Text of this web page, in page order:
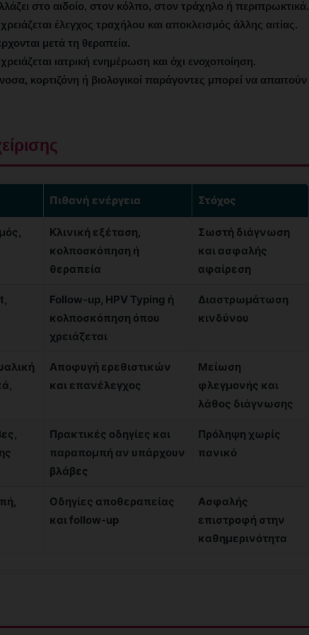
στο αιδοίο, στον κόλπο, στον τράχηλο ή περιπρωκτικά.
χρειάζεται έλεγχος τραχήλου και αποκλεισμός άλλης αιτίας.
μετά τη θεραπεία.
χρειάζεται ιατρική ενημέρωση και όχι ενοχοποίηση.
κορτιζόνη ή βιολογικοί παράγοντες μπορεί να απαιτούν
Πιθανή ενέργεια Στόχος
Κλινική εξέταση,
κολποσκόπηση ή
θεραπεία
Σωστή διάγνωση
και ασφαλής
αφαίρεση
Follow-up, HPV Typing ή
κολποσκόπηση όπου
χρειάζεται
Διαστρωμάτωση
κινδύνου
Αποφυγή ερεθιστικών
και επανέλεγχος
Μείωση
φλεγμονής και
λάθος διάγνωσης
Πρακτικές οδηγίες και
παραπομπή αν υπάρχουν
βλάβες
Πρόληψη χωρίς
πανικό
Οδηγίες αποθεραπείας
και follow-up
Ασφαλής
επιστροφή στην
καθημερινότητα